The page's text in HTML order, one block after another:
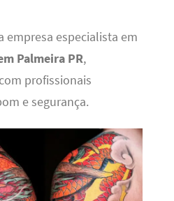
empresa especialista em
Palmeira PR,
profissionais
e segurança.